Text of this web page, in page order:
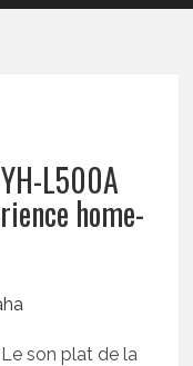
L500A
home-
son plat de la